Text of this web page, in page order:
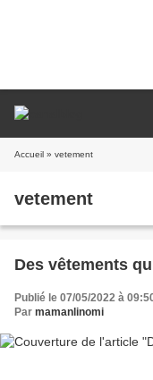
Accueil » vetement
vetement
Des vêtements
Publié le 07/05/2022 à
Par mamanlinomi